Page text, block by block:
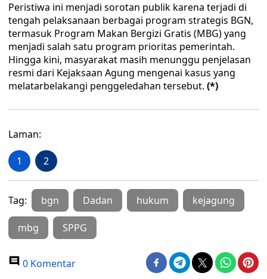
Peristiwa ini menjadi sorotan publik karena terjadi di
tengah pelaksanaan berbagai program strategis BGN,
termasuk Program Makan Bergizi Gratis (MBG) yang
menjadi salah satu program prioritas pemerintah.
Hingga kini, masyarakat masih menunggu penjelasan
resmi dari Kejaksaan Agung mengenai kasus yang
melatarbelakangi penggeledahan tersebut. (*)
Laman:
1 2
Tag: bgn Dadan hukum kejagung
mbg SPPG
0 Komentar